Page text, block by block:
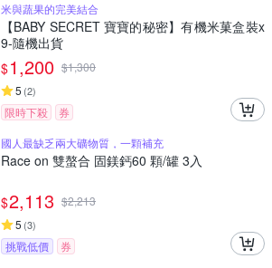
米與蔬果的完美結合
【BABY SECRET 寶寶的秘密】有機米菓盒裝x
9-隨機出貨
$1,200 $1,300
5 (2)
限時下殺
券
國人最缺乏兩大礦物質，一顆補充
Race on 雙螯合 固鎂鈣60 顆/罐 3入
$2,113 $2,213
5 (3)
挑戰低價
券